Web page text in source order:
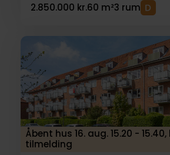
2.850.000 kr.60 m²3 rum
Åbent hus 16. aug. 15.20 -
tilmelding